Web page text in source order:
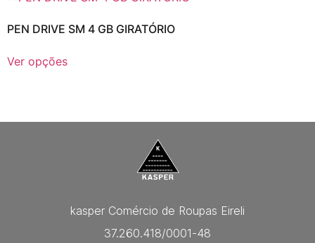
PEN DRIVE SM 4 GB GIRATÓRIO
Ver opções
kasper Comércio de Roupas Eireli
37.260.418/0001-48